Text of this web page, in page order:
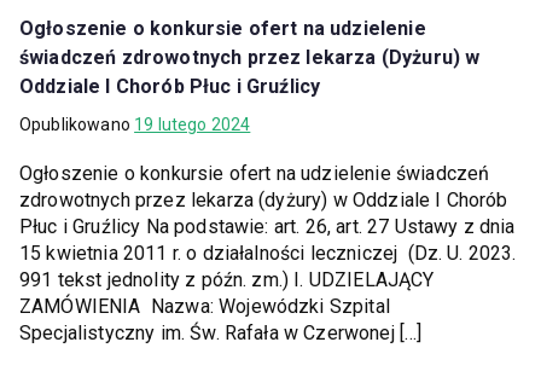
Ogłoszenie o konkursie ofert na udzielenie
świadczeń zdrowotnych przez lekarza (Dyżuru) w
Oddziale I Chorób Płuc i Gruźlicy
Opublikowano 19 lutego 2024
Ogłoszenie o konkursie ofert na udzielenie świadczeń
zdrowotnych przez lekarza (dyżury) w Oddziale I Chorób
Płuc i Gruźlicy Na podstawie: art. 26, art. 27 Ustawy z dnia
15 kwietnia 2011 r. o działalności leczniczej (Dz. U. 2023.
991 tekst jednolity z późn. zm.) I. UDZIELAJĄCY
ZAMÓWIENIA Nazwa: Wojewódzki Szpital
Specjalistyczny im. Św. Rafała w Czerwonej […]